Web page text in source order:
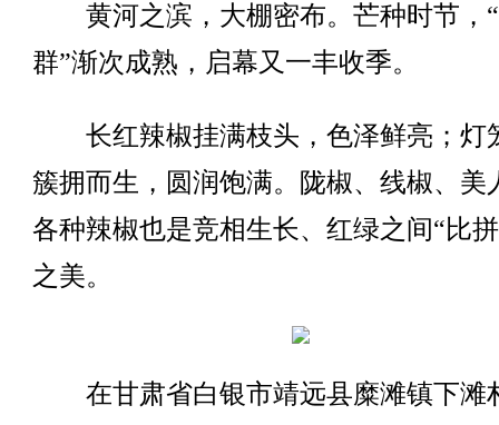
黄河之滨，大棚密布。芒种时节，
群”渐次成熟，启幕又一丰收季。
长红辣椒挂满枝头，色泽鲜亮；灯
簇拥而生，圆润饱满。陇椒、线椒、美
各种辣椒也是竞相生长、红绿之间“比
之美。
在甘肃省白银市靖远县糜滩镇下滩